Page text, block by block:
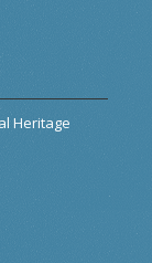
Heritage